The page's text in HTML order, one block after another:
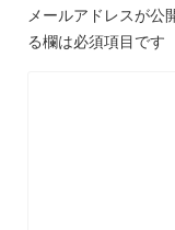
メールアドレスが公
る欄は必須項目です